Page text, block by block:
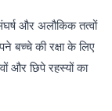
और अलौकिक तत्वों
बच्चे की रक्षा के लिए
और छिपे रहस्यों का